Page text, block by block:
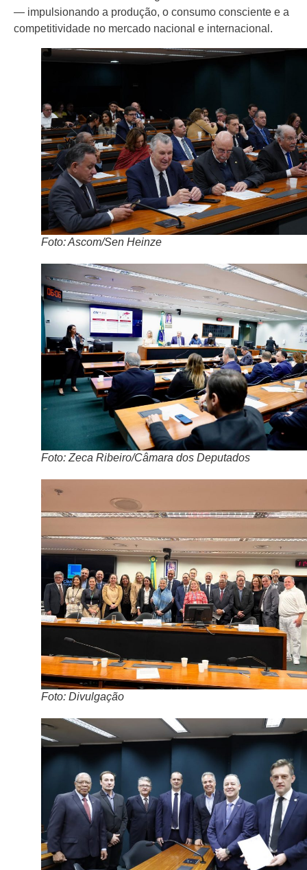
— impulsionando a produção, o consumo consciente e a
competitividade no mercado nacional e internacional.
Foto: Ascom/Sen Heinze
Foto: Zeca Ribeiro/Câmara dos Deputados
Foto: Divulgação